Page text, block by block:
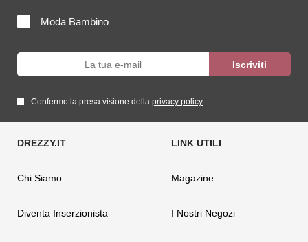
Moda Bambino
Confermo la presa visione della privacy policy
Chi Siamo
Diventa Inserzionista
Magazine
I Nostri Negozi